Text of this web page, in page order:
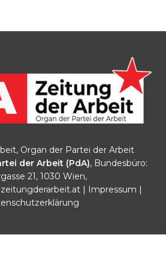
Organ der Partei der Arbeit
der Arbeit (PdA), Bundesbüro:
21, 1030 Wien,
| Impressum |